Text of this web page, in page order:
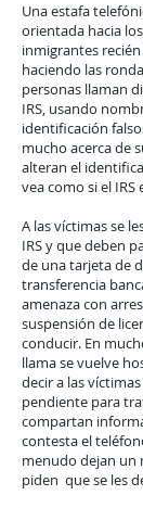
Una estafa
orientada hacia
inmigrantes
haciendo las
personas llaman
IRS, usando
identificación
mucho acerca de
alteran el
vea como si el IRS
A las víctimas se
IRS y que deben
de una tarjeta de
transferencia
amenaza con
suspensión de
conducir. En
llama se vuelve
decir a las
pendiente para
compartan
contesta el
menudo dejan un
piden que se les